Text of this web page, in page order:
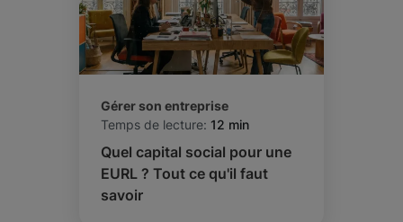
Gérer son entreprise
Temps de lecture: 12 min
Quel capital social pour une
EURL ? Tout ce qu'il faut
savoir